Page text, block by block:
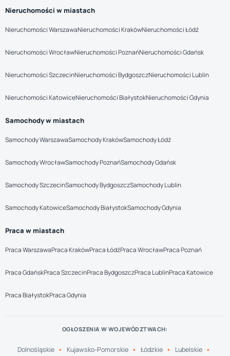
Nieruchomości w miastach
Nieruchomości WarszawaNieruchomości KrakówNieruchomości Łódź
Nieruchomości WrocławNieruchomości PoznańNieruchomości Gdańsk
Nieruchomości SzczecinNieruchomości BydgoszczNieruchomości Lublin
Nieruchomości KatowiceNieruchomości BiałystokNieruchomości Gdynia
Samochody w miastach
Samochody WarszawaSamochody KrakówSamochody Łódź
Samochody WrocławSamochody PoznańSamochody Gdańsk
Samochody SzczecinSamochody BydgoszczSamochody Lublin
Samochody KatowiceSamochody BiałystokSamochody Gdynia
Praca w miastach
Praca WarszawaPraca KrakówPraca ŁódźPraca WrocławPraca Poznań
Praca GdańskPraca SzczecinPraca BydgoszczPraca LublinPraca Katowice
Praca BiałystokPraca Gdynia
OGŁOSZENIA W WOJEWÓDZTWACH:
Dolnośląskie Kujawsko-Pomorskie Łódzkie Lubelskie